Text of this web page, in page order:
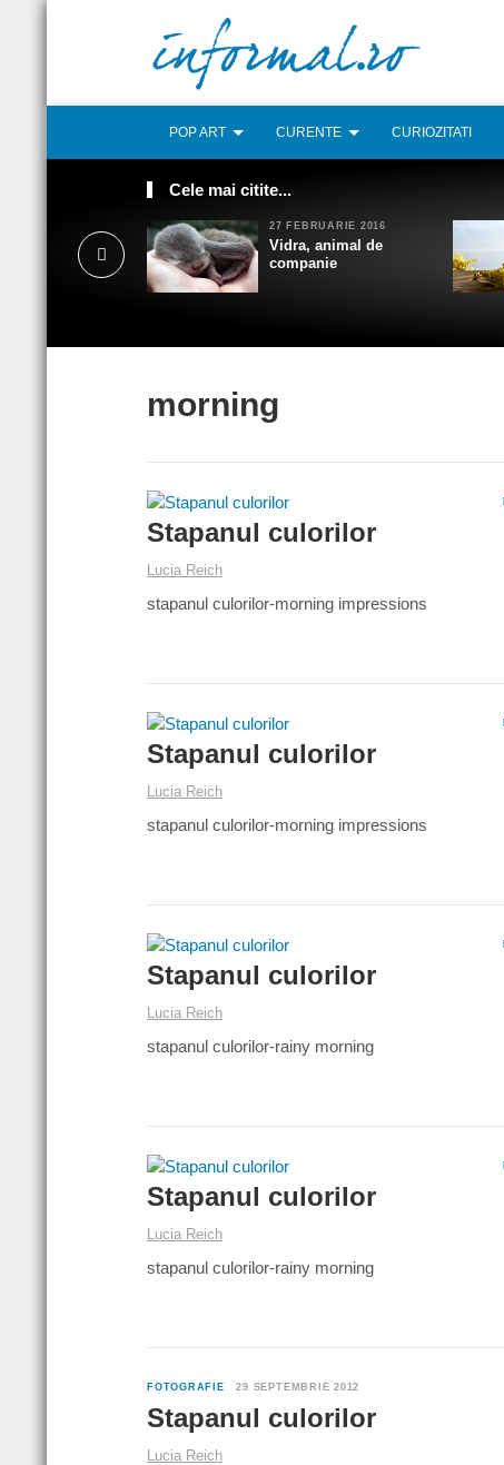
POP ART CURENTE CURIOZITATI
Cele mai citite...
27 FEBRUARIE 2016
Vidra, animal de
companie
morning
Stapanul culorilor
Lucia Reich
stapanul culorilor-morning impressions
Stapanul culorilor
Lucia Reich
stapanul culorilor-morning impressions
Stapanul culorilor
Lucia Reich
stapanul culorilor-rainy morning
Stapanul culorilor
Lucia Reich
stapanul culorilor-rainy morning
FOTOGRAFIE 29 SEPTEMBRIE 2012
Stapanul culorilor
Lucia Reich